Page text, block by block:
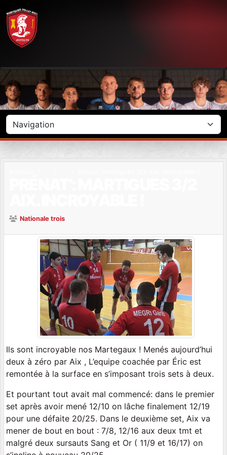
Nationale trois
Ils sont incroyable nos Martegaux ! Menés aujourd’hui
deux à zéro par Aix , L’equipe coachée par Éric est
remontée à la surface en s’imposant trois sets à deux.
Et pourtant tout avait mal commencé: dans le premier
set après avoir mené 12/10 on lâche finalement 12/19
pour une défaite 20/25. Dans le deuxième set, Aix va
mener de bout en bout : 7/8, 12/16 aux deux tmt et
malgré deux sursauts Sang et Or ( 11/9 et 16/17) on
Panneau de gestion des cookies